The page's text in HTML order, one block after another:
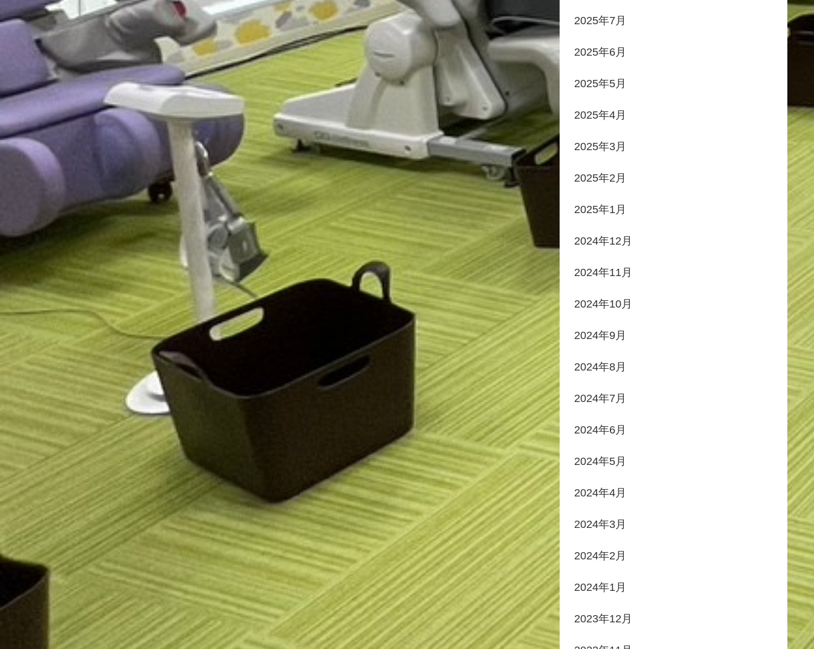
2025年7月
2025年6月
2025年5月
2025年4月
2025年3月
2025年2月
2025年1月
2024年12月
2024年11月
2024年10月
2024年9月
2024年8月
2024年7月
2024年6月
2024年5月
2024年4月
2024年3月
2024年2月
2024年1月
2023年12月